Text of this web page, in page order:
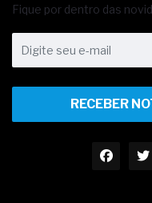
Fique por dentro das
RECEBER